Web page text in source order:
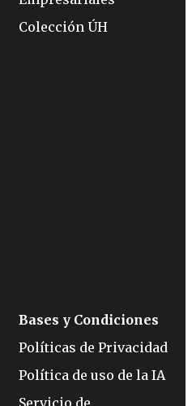
Colección ÚH
Bases y Condiciones
Políticas de Privacidad
Política de uso de la IA